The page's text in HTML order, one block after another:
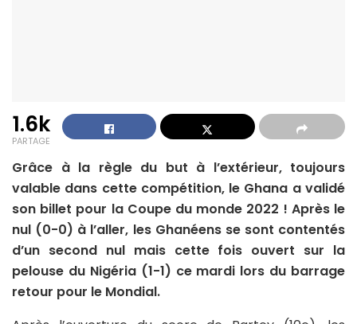
1.6k
PARTAGE
Grâce à la règle du but à l’extérieur, toujours
valable dans cette compétition, le Ghana a validé
son billet pour la Coupe du monde 2022 ! Après le
nul (0-0) à l’aller, les Ghanéens se sont contentés
d’un second nul mais cette fois ouvert sur la
pelouse du Nigéria (1-1) ce mardi lors du barrage
retour pour le Mondial.